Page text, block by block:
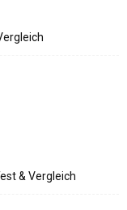
& Vergleich